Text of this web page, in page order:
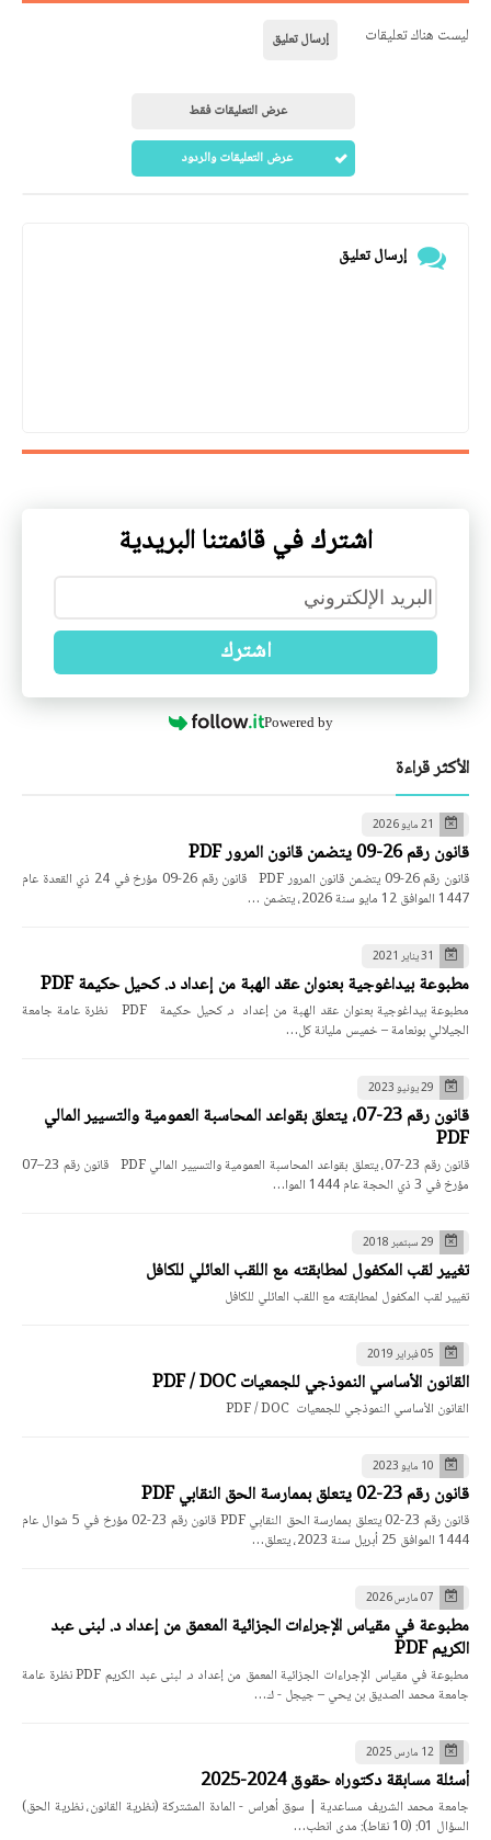
ليست هناك تعليقات إرسال تعليق
عرض التعليقات فقط
عرض التعليقات والردود
إرسال تعليق
اشترك في قائمتنا البريدية
اشترك
Powered by
الأكثر قراءة
21 مايو 2026
قانون رقم 26-09 يتضمن قانون المرور PDF
قانون رقم 26-09 يتضمن قانون المرور PDF قانون رقم 26-09 مؤرخ في 24 ذي القعدة عام
1447 الموافق 12 مايو سنة 2026، يتضمن …
31 يناير 2021
مطبوعة بيداغوجية بعنوان عقد الهبة من إعداد د. كحيل حكيمة PDF
مطبوعة بيداغوجية بعنوان عقد الهبة من إعداد د. كحيل حكيمة PDF نظرة عامة جامعة
الجيلالي بونعامة – خميس مليانة كل…
29 يونيو 2023
قانون رقم 23-07، يتعلق بقواعد المحاسبة العمومية والتسيير المالي
PDF
قانون رقم 23-07، يتعلق بقواعد المحاسبة العمومية والتسيير المالي PDF قانون رقم 23–07
مؤرخ في 3 ذي الحجة عام 1444 الموا…
29 سبتمبر 2018
تغيير لقب المكفول لمطابقته مع اللقب العائلي للكافل
تغيير لقب المكفول لمطابقته مع اللقب العائلي للكافل
05 فبراير 2019
القانون الأساسي النموذجي للجمعيات PDF / DOC
القانون الأساسي النموذجي للجمعيات PDF / DOC
10 مايو 2023
قانون رقم 23-02 يتعلق بممارسة الحق النقابي PDF
قانون رقم 23-02 يتعلق بممارسة الحق النقابي PDF قانون رقم 23-02 مؤرخ في 5 شوال عام
1444 الموافق 25 أبريل سنة 2023، يتعلق…
07 مارس 2026
مطبوعة في مقياس الإجراءات الجزائية المعمق من إعداد د. لبنى عبد
الكريم PDF
مطبوعة في مقياس الإجراءات الجزائية المعمق من إعداد د. لبنى عبد الكريم PDF نظرة عامة
جامعة محمد الصديق بن يحي – جيجل - ك…
12 مارس 2025
أسئلة مسابقة دكتوراه حقوق 2024-2025
جامعة محمد الشريف مساعدية | سوق أهراس - المادة المشتركة (نظرية القانون، نظرية الحق)
السؤال 01: (10 نقاط): مدى انطب…